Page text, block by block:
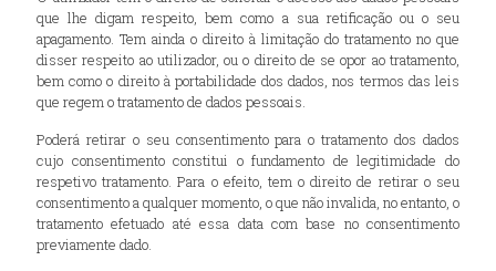
que lhe digam respeito, bem como a sua retificação ou o seu
apagamento. Tem ainda o direito à limitação do tratamento no que
disser respeito ao utilizador, ou o direito de se opor ao tratamento,
bem como o direito à portabilidade dos dados, nos termos das leis
que regem o tratamento de dados pessoais.
Poderá retirar o seu consentimento para o tratamento dos dados
cujo consentimento constitui o fundamento de legitimidade do
respetivo tratamento. Para o efeito, tem o direito de retirar o seu
consentimento a qualquer momento, o que não invalida, no entanto, o
tratamento efetuado até essa data com base no consentimento
previamente dado.